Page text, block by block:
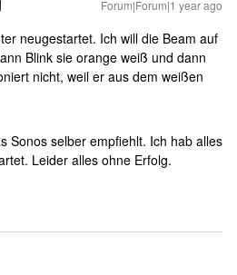
Forum|Forum|1 year ago
neugestartet. Ich will die Beam auf
Blink sie orange weiß und dann
nicht, weil er aus dem weißen
Sonos selber empfiehlt. Ich hab alles
Leider alles ohne Erfolg.